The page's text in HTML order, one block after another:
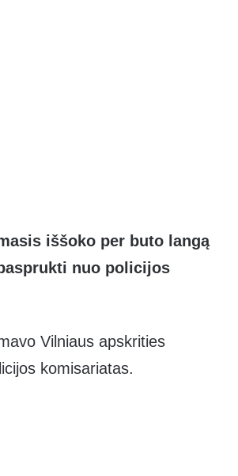
iššoko per buto langą
nuo policijos
Vilniaus apskrities
komisariatas.